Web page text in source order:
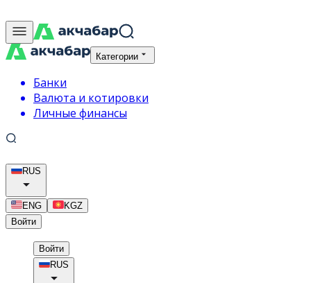
Категории
Банки
Валюта и котировки
Личные финансы
RUS
ENG
KGZ
Войти
Войти
RUS